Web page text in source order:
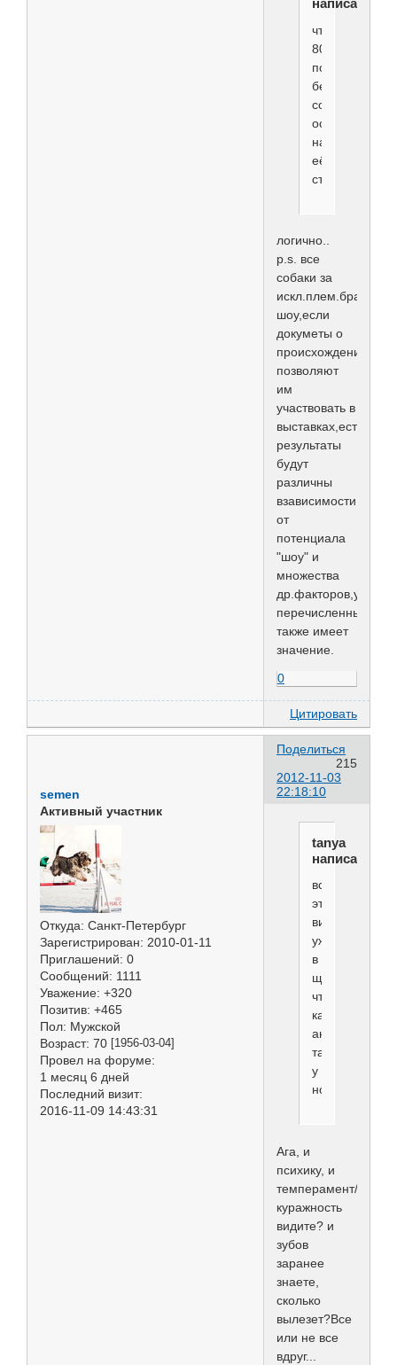
написал(а):
что
80%
покупателей
берут
собаку
основываясь
на
её
стоимости?
логично..
p.s. все
собаки за
искл.плем.брака
шоу,если
докуметы о
происхождении
позволяют
им
участвовать в
результаты
будут
различны
взависимости
от
потенциала
"шоу" и
множества
др.факторов,уже
также имеет
значение.
0
Цитировать
Поделиться
215
2012-11-03
22:18:10
semen
Активный участник
Откуда: Санкт-Петербург
Зарегистрирован: 2010-01-11
Приглашений: 0
Сообщений: 1111
Уважение: +320
Позитив: +465
Пол: Мужской
Возраст: 70 [1956-03-04]
Провел на форуме:
1 месяц 6 дней
Последний визит:
2016-11-09 14:43:31
tanya
написал(а):
все
это
видно
уже
в
щенке,а
что
касаемо
анатомии
так
у
Ага, и
психику, и
темперамент/
куражность
видите? и
зубов
заранее
знаете,
сколько
вылезет?Все
или не все
вдруг...